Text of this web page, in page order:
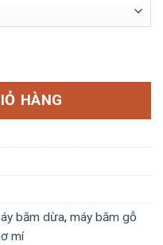
HÀNG
băm dừa, máy băm gỗ
mí